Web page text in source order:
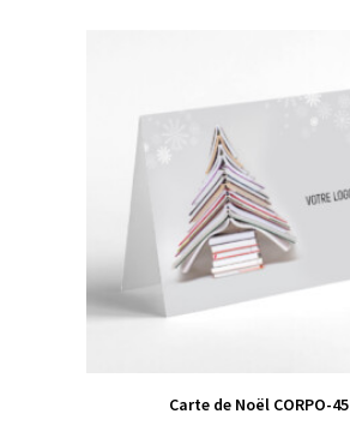
VIEW PRODUCT
Carte de Noël CORPO-45